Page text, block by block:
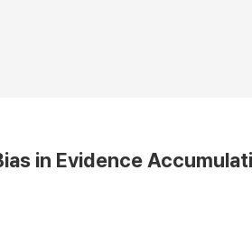
in Evidence